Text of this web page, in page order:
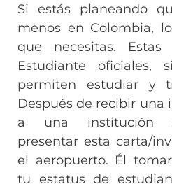
Si estás planeando
menos en Colombia,
que necesitas.
Estudiante oficiales,
permiten estudiar y
Después de recibir una
a una institución
presentar esta carta/
el aeropuerto. Él
tu estatus de